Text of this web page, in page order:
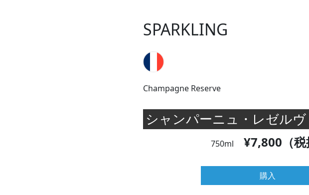
SPARKLING
Champagne Reserve
シャンパーニュ・レゼルヴ
750ml ¥7,800（税
購入